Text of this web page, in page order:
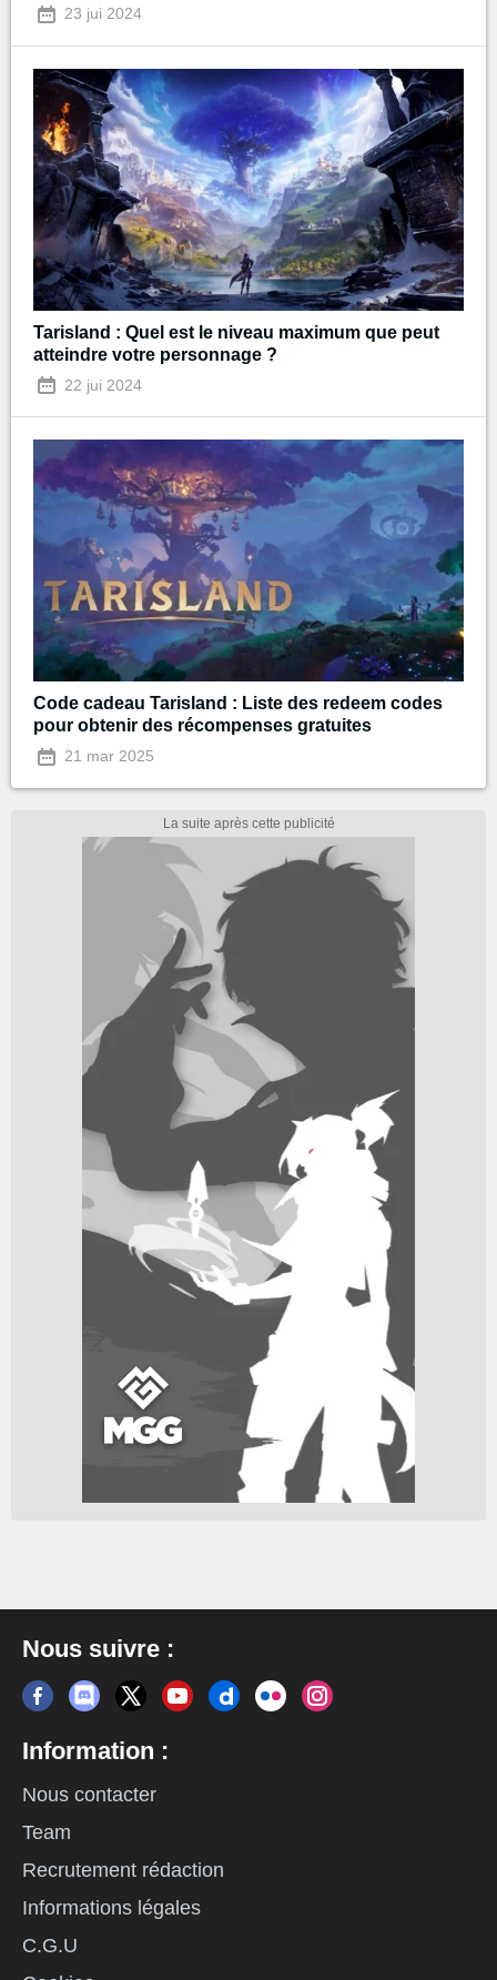
23 jui 2024
Tarisland : Quel est le niveau maximum que peut
atteindre votre personnage ?
22 jui 2024
Code cadeau Tarisland : Liste des redeem codes
pour obtenir des récompenses gratuites
21 mar 2025
Nous suivre :
Information :
Nous contacter
Team
Recrutement rédaction
Informations légales
C.G.U